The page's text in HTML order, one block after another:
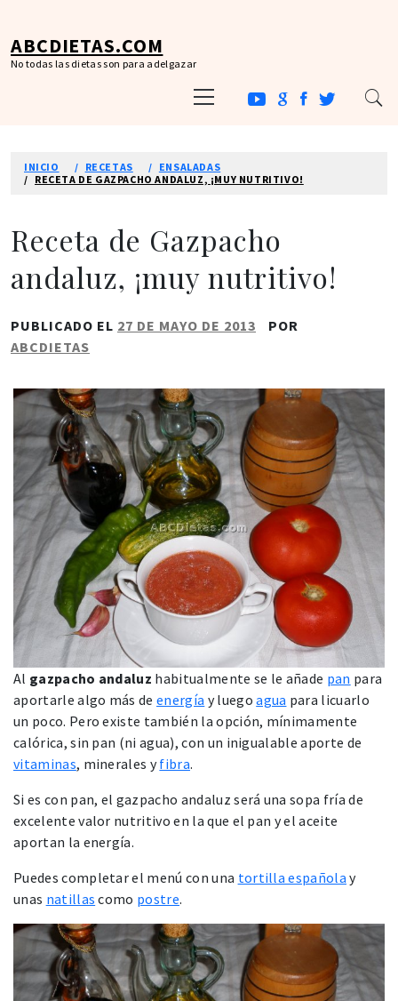
contenido
ABCDIETAS.COM
No todas las dietas son para adelgazar
principal
INICIO RECETAS
ENSALADAS
RECETA DE GAZPACHO ANDALUZ, ¡MUY NUTRITIVO!
Receta de Gazpacho
andaluz, ¡muy nutritivo!
PUBLICADO EL 27 DE MAYO DE 2013
POR
ABCDIETAS
Al gazpacho andaluz habitualmente se le añade pan para
aportarle algo más deenergía y luegoagua para licuarlo
un poco. Pero existe también la opción, mínimamente
calórica, sin pan (ni agua), con un inigualable aporte de
vitaminas, minerales yfibra.
Si es con pan, el gazpacho andaluz será una sopa fría de
excelente valor nutritivo en la que el pan y el aceite
aportan la energía.
Puedes completar el menú con una tortilla española y
unas natillas como postre.